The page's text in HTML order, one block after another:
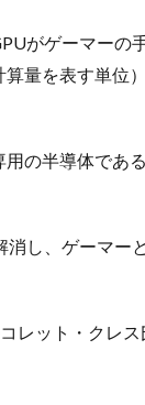
がゲーマーの
量を表す単位
の半導体であ
し、ゲーマー
レット・クレ